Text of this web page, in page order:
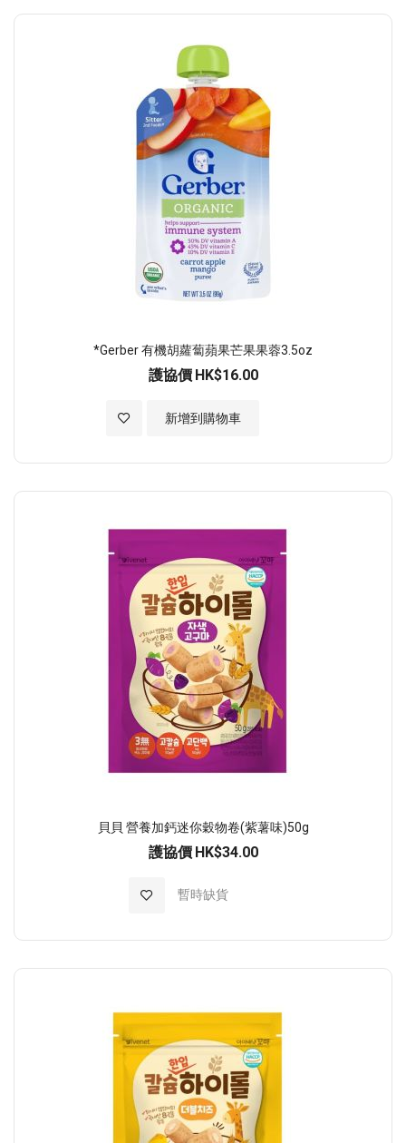
*Gerber 有機胡蘿蔔蘋果芒果果蓉3.5oz
護協價 HK$16.00
新增到購物車
加入至願望清單
貝貝 營養加鈣迷你穀物卷(紫薯味)50g
護協價 HK$34.00
暫時缺貨
加入至願望清單